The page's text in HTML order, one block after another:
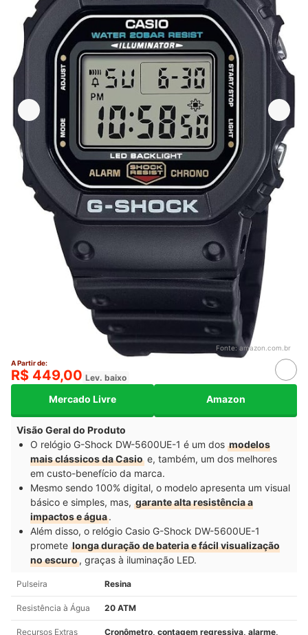
Fonte:amazon.com.br
A Partir de:
R$ 449,00 Lev. baixo
Mercado Livre Amazon
Visão Geral do Produto
O relógio G-Shock DW-5600UE-1 é um dos modelos
mais clássicos da Casio e, também, um dos melhores
em custo-benefício da marca.
Mesmo sendo 100% digital, o modelo apresenta um visual
básico e simples, mas, garante alta resistência a
impactos e água.
Além disso, o relógio Casio G-Shock DW-5600UE-1
promete longa duração de bateria e fácil visualização
no escuro, graças à iluminação LED.
Pulseira Resina
Resistência à Água 20 ATM
Recursos Extras Cronômetro, contagem regressiva, alarme,